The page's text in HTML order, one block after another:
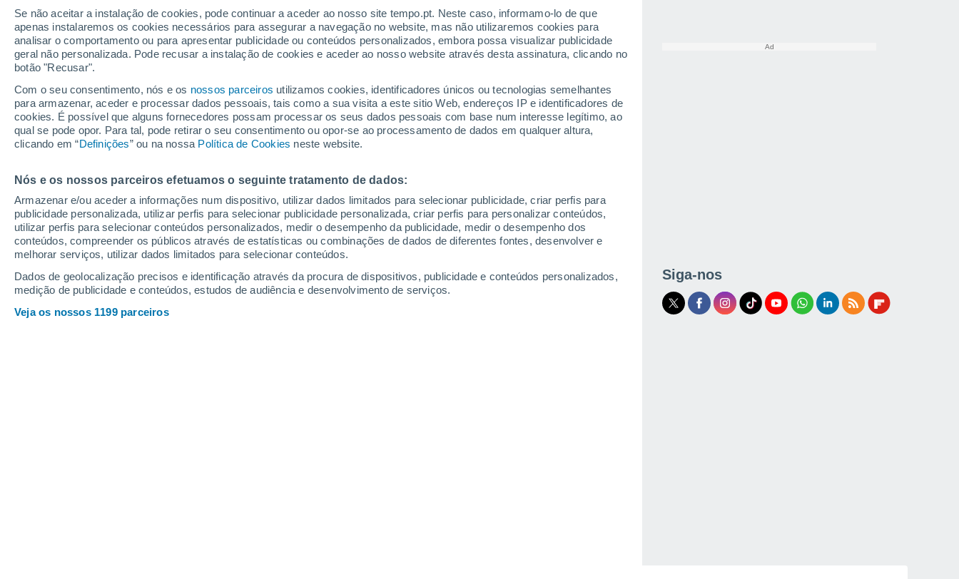
Se não aceitar a instalação de cookies, pode continuar a aceder ao nosso site tempo.pt. Neste caso, informamo-lo de que
apenas instalaremos os cookies necessários para assegurar a navegação no website, mas não utilizaremos cookies para
analisar o comportamento ou para apresentar publicidade ou conteúdos personalizados, embora possa visualizar publicidade
geral não personalizada. Pode recusar a instalação de cookies e aceder ao nosso website através desta assinatura, clicando no
botão "Recusar".
Com o seu consentimento, nós e os nossos parceiros utilizamos cookies, identificadores únicos ou tecnologias semelhantes
para armazenar, aceder e processar dados pessoais, tais como a sua visita a este sitio Web, endereços IP e identificadores de
cookies. É possível que alguns fornecedores possam processar os seus dados pessoais com base num interesse legítimo, ao
qual se pode opor. Para tal, pode retirar o seu consentimento ou opor-se ao processamento de dados em qualquer altura,
clicando em “Definições” ou na nossa Política de Cookies neste website.
Nós e os nossos parceiros efetuamos o seguinte tratamento de dados:
Armazenar e/ou aceder a informações num dispositivo, utilizar dados limitados para selecionar publicidade, criar perfis para
publicidade personalizada, utilizar perfis para selecionar publicidade personalizada, criar perfis para personalizar conteúdos,
utilizar perfis para selecionar conteúdos personalizados, medir o desempenho da publicidade, medir o desempenho dos
conteúdos, compreender os públicos através de estatísticas ou combinações de dados de diferentes fontes, desenvolver e
melhorar serviços, utilizar dados limitados para selecionar conteúdos.
Dados de geolocalização precisos e identificação através da procura de dispositivos, publicidade e conteúdos personalizados,
medição de publicidade e conteúdos, estudos de audiência e desenvolvimento de serviços.
Veja os nossos 1199 parceiros
34°
18°
Siga-nos